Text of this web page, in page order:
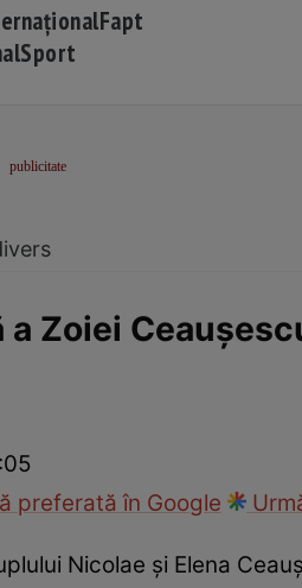
Fapt
Sport
Zoiei
preferată în Google
Nicolae și Elena